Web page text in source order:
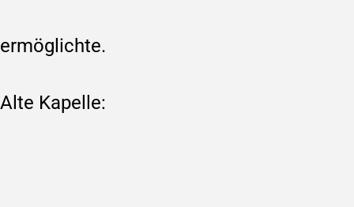
ermöglichte.
Alte Kapelle: